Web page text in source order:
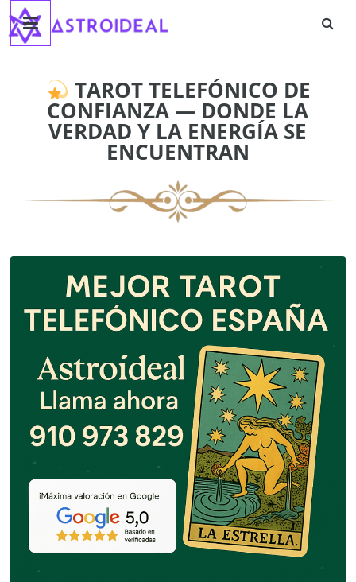
Saltar
contenido
Astroideal
TAROT TELEFÓNICO DE
CONFIANZA — DONDE LA
VERDAD Y LA ENERGÍA SE
ENCUENTRAN